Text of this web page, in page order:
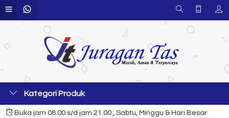
Kategori Produk
Buka jam 08.00 s/d jam 21.00 , Sabtu, Minggu & Hari Besar